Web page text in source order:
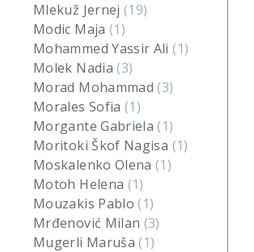
Mlekuž Jernej(19)
Modic Maja (1)
Mohammed Yassir Ali(1)
Molek Nadia(3)
Morad Mohammad(3)
Morales Sofia(1)
Morgante Gabriela(1)
Moritoki Škof Nagisa (1)
Moskalenko Olena(1)
Motoh Helena (1)
Mouzakis Pablo(1)
Mrđenović Milan (3)
Mugerli Maruša(1)